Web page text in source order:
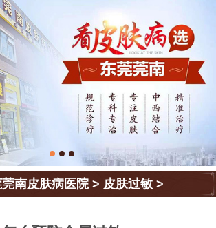
南皮肤病医院> 皮肤过敏 >